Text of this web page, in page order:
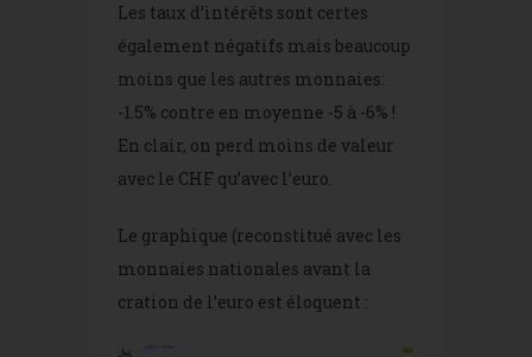
Les taux d’intérêts sont certes
également négatifs mais beaucoup
moins que les autres monnaies:
-1.5% contre en moyenne -5 à -6% !
En clair, on perd moins de valeur
avec le CHF qu’avec l’euro.
Le graphique (reconstitué avec les
monnaies nationales avant la
cration de l’euro est éloquent :